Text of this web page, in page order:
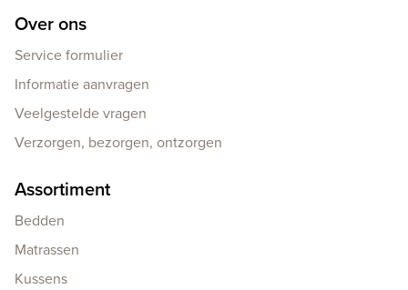
Over ons
Service formulier
Informatie aanvragen
Veelgestelde vragen
Verzorgen, bezorgen, ontzorgen
Assortiment
Bedden
Matrassen
Kussens